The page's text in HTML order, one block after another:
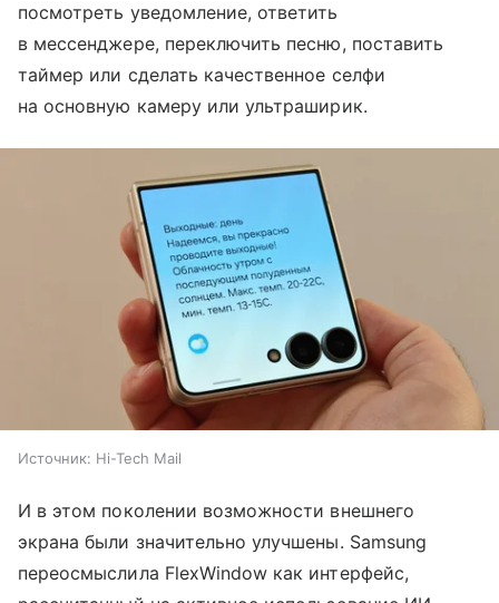
посмотреть уведомление, ответить
в мессенджере, переключить песню, поставить
таймер или сделать качественное селфи
на основную камеру или ультраширик.
Источник: Hi-Tech Mail
И в этом поколении возможности внешнего
экрана были значительно улучшены. Samsung
переосмыслила FlexWindow как интерфейс,